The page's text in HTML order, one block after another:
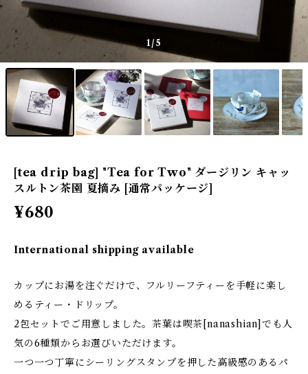
1/5
[tea drip bag] "Tea for Two" ダージリン キャッ
スルトン茶園 夏摘み [通常パッケージ]
¥680
International shipping available
カップにお湯を注ぐだけで、フルリーフティーを手軽に楽し
めるティー・ドリップ。
2包セットでご用意しました。茶葉は喫茶[nanashian]でも人
気の6種類からお選びいただけます。
一つ一つ丁寧にシーリングスタンプを押した高級感のあるパ